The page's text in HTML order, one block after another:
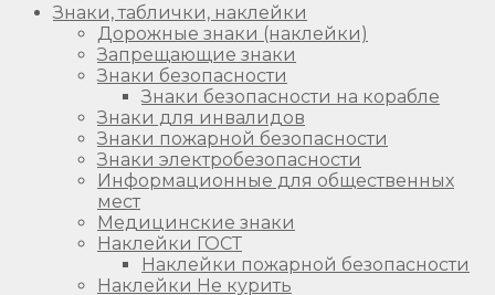
Знаки, таблички, наклейки
Дорожные знаки (наклейки)
Запрещающие знаки
Знаки безопасности
Знаки безопасности на корабле
Знаки для инвалидов
Знаки пожарной безопасности
Знаки электробезопасности
Информационные для общественных
мест
Медицинские знаки
Наклейки ГОСТ
Наклейки пожарной безопасности
Наклейки Не курить